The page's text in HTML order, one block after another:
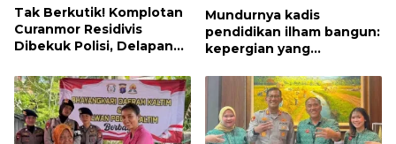
Tak Berkutik! Komplotan
Curanmor Residivis
Dibekuk Polisi, Delapan
Candipuro Terungkap
Mundurnya kadis
pendidikan ilham bangun:
kepergian yang
untuk kembali berbenah